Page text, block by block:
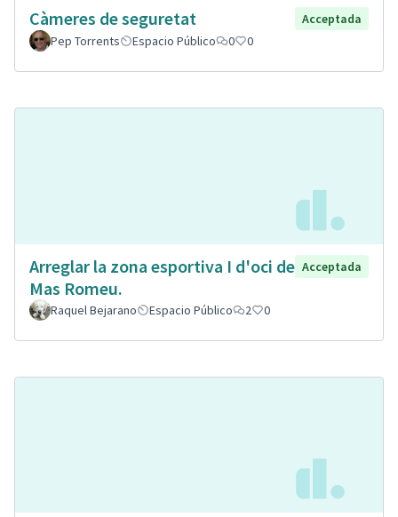
Càmeres de seguretat
Acceptada
Pep Torrents
Espacio Público 0 0
Arreglar la zona esportiva I d'oci de
Mas Romeu.
Acceptada
Raquel Bejarano Espacio Público 2 0